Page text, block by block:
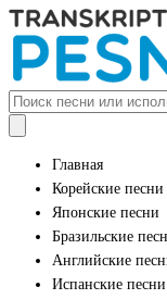
Главная
Корейские песни
Японские песни
Бразильские
Английские
Испанские песни